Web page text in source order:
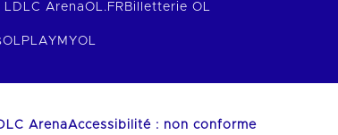
ArenaOL.FR Billetterie OL
OLPLAY MYOL
ArenaAccessibilité : non conforme